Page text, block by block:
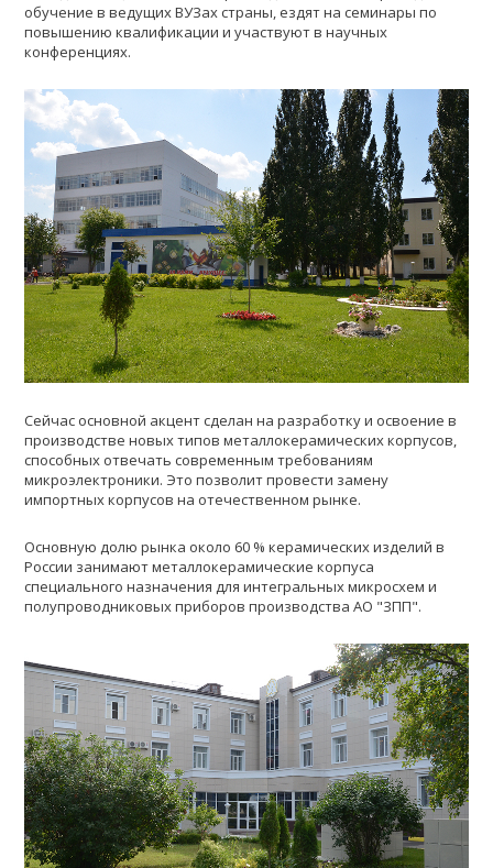
обучение в ведущих ВУЗах страны, ездят на семинары по
повышению квалификации и участвуют в научных
конференциях.
Сейчас основной акцент сделан на разработку и освоение в
производстве новых типов металлокерамических корпусов,
способных отвечать современным требованиям
микроэлектроники. Это позволит провести замену
импортных корпусов на отечественном рынке.
Основную долю рынка около 60 % керамических изделий в
России занимают металлокерамические корпуса
специального назначения для интегральных микросхем и
полупроводниковых приборов производства АО "ЗПП".